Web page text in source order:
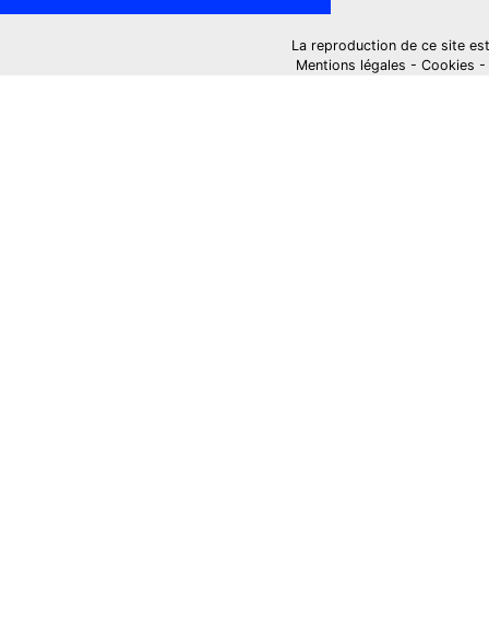
La reproduction de ce site
Mentions légales - Cookies -